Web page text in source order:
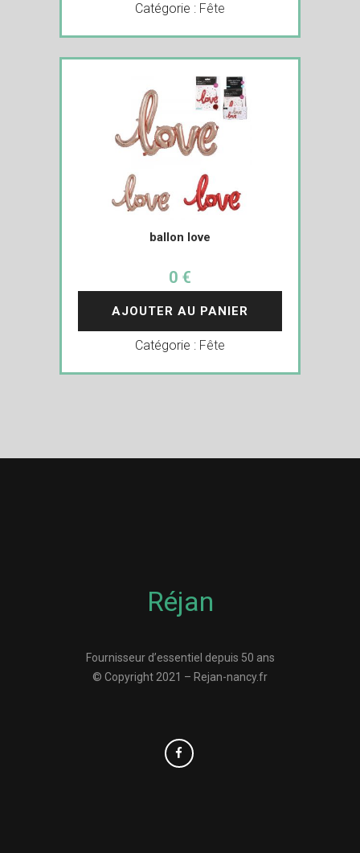
Catégorie : Fête
ballon love
0 €
AJOUTER AU PANIER
Catégorie : Fête
Réjan
Fournisseur d’essentiel depuis 50 ans
© Copyright 2021 – Rejan-nancy.fr